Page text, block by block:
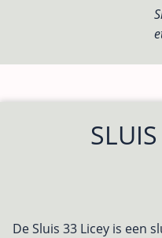
De Sluis 33 Licey is een